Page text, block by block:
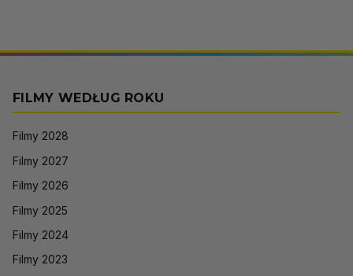
FILMY WEDŁUG ROKU
Filmy 2028
Filmy 2027
Filmy 2026
Filmy 2025
Filmy 2024
Filmy 2023